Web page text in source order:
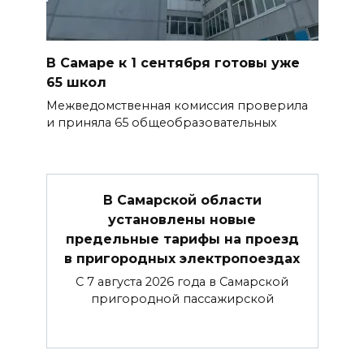
В Самаре к 1 сентября готовы уже
65 школ
Межведомственная комиссия проверила
и приняла 65 общеобразовательных
В Самарской области
установлены новые
предельные тарифы на проезд
в пригородных электропоездах
С 7 августа 2026 года в Самарской
пригородной пассажирской